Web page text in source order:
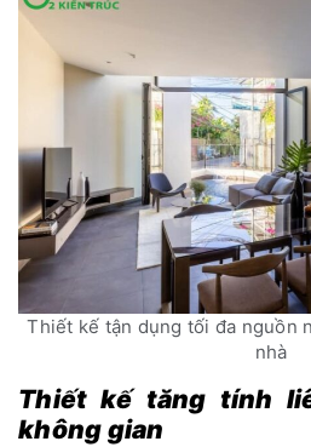
Thiết kế tận dụng tối đa nguồn
nhà
Thiết kế tăng tính
không gian